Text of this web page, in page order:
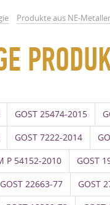
Produkte aus NE-
GOST 25474-2015
GOST 7222-2014
P 54152-2010 GOST
GOST 22663-77 GOST